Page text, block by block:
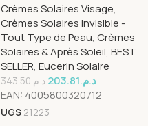
Crèmes Solaires Visage,
Crèmes Solaires Invisible -
Tout Type de Peau, Crèmes
Solaires & Après Soleil, BEST
SELLER, Eucerin Solaire
د.م.343.50 د.م.203.81
EAN: 4005800320712
UGS 21223